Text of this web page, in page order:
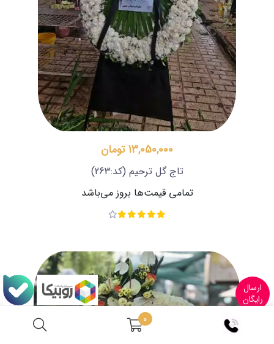
0
13,050,000 تومان
تاج گل ترحیم (کد:263)
تمامی قیمت‌ها بروز می‌باشد
ارسال
رایگان